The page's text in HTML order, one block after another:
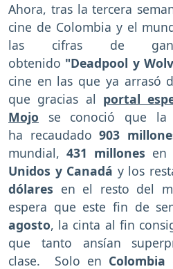
Ahora, tras la tercera
cine de Colombia y el
las cifras de
obtenido "Deadpool y
cine en las que ya arrasó
que gracias al portal
Mojo se conoció que
ha recaudado903
mundial, 431 millones en
Unidos y Canadá y los
dólares en el resto del
espera que este fin de
agosto, la cinta al fin
que tanto ansían
clase. Solo en Colombia